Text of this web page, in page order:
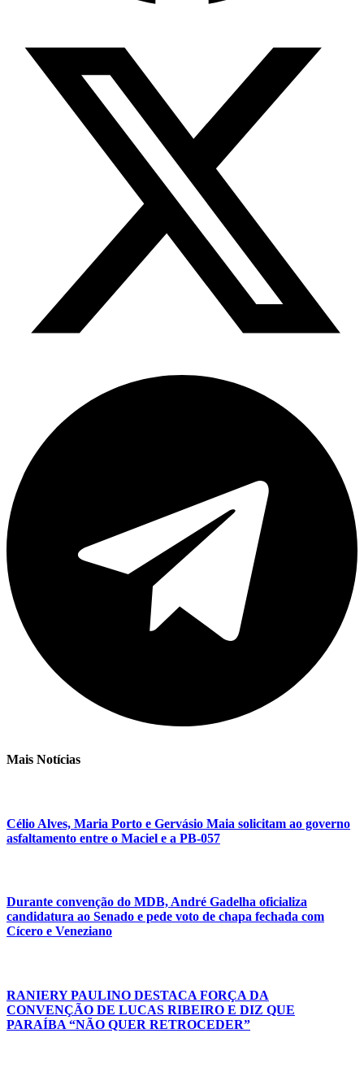
Mais Notícias
Célio Alves, Maria Porto e Gervásio Maia solicitam ao governo
asfaltamento entre o Maciel e a PB-057
Durante convenção do MDB, André Gadelha oficializa
candidatura ao Senado e pede voto de chapa fechada com
Cícero e Veneziano
RANIERY PAULINO DESTACA FORÇA DA
CONVENÇÃO DE LUCAS RIBEIRO E DIZ QUE
PARAÍBA “NÃO QUER RETROCEDER”